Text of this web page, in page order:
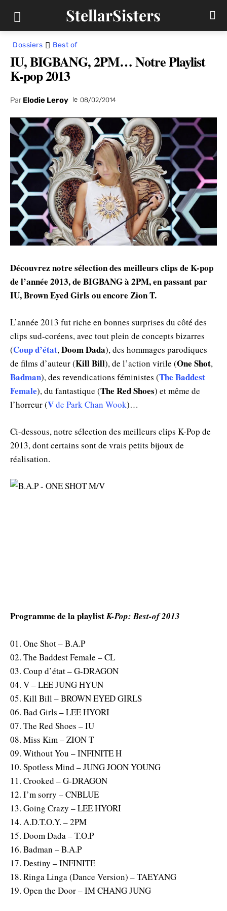
StellarSisters
Dossiers Best of
IU, BIGBANG, 2PM… Notre Playlist
K-pop 2013
Par Elodie Leroy le 08/02/2014
Découvrez notre sélection des meilleurs clips de K-pop
de l’année 2013, de BIGBANG à 2PM, en passant par
IU, Brown Eyed Girls ou encore Zion T.
L’année 2013 fut riche en bonnes surprises du côté des
clips sud-coréens, avec tout plein de concepts bizarres
(Coup d’état,Doom Dada), des hommages parodiques
de films d’auteur (Kill Bill), de l’action virile (One Shot,
Badman), des revendications féministes (The Baddest
Female), du fantastique (The Red Shoes) et même de
l’horreur (Vde Park Chan Wook)…
Ci-dessous, notre sélection des meilleurs clips K-Pop de
2013, dont certains sont de vrais petits bijoux de
réalisation.
Programme de la playlistK-Pop: Best-of 2013
01. One Shot – B.A.P
02. The Baddest Female – CL
03. Coup d’état – G-DRAGON
04. V – LEE JUNG HYUN
05. Kill Bill – BROWN EYED GIRLS
06. Bad Girls – LEE HYORI
07. The Red Shoes – IU
08. Miss Kim – ZION T
09. Without You – INFINITE H
10. Spotless Mind – JUNG JOON YOUNG
11. Crooked – G-DRAGON
12. I’m sorry – CNBLUE
13. Going Crazy – LEE HYORI
14. A.D.T.O.Y. – 2PM
15. Doom Dada – T.O.P
16. Badman – B.A.P
17. Destiny – INFINITE
18. Ringa Linga (Dance Version) – TAEYANG
19. Open the Door – IM CHANG JUNG